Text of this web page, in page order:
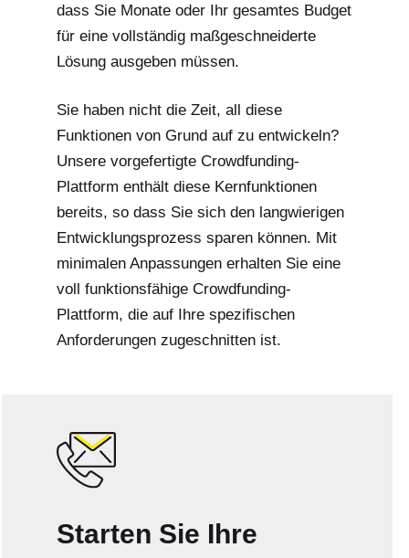
dass Sie Monate oder Ihr gesamtes Budget
für eine vollständig maßgeschneiderte
Lösung ausgeben müssen.
Sie haben nicht die Zeit, all diese
Funktionen von Grund auf zu entwickeln?
Unsere vorgefertigte Crowdfunding-
Plattform enthält diese Kernfunktionen
bereits, so dass Sie sich den langwierigen
Entwicklungsprozess sparen können. Mit
minimalen Anpassungen erhalten Sie eine
voll funktionsfähige Crowdfunding-
Plattform, die auf Ihre spezifischen
Anforderungen zugeschnitten ist.
Starten Sie Ihre